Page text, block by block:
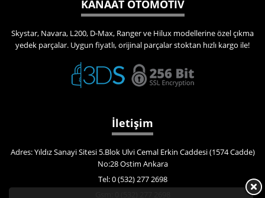
KANAAT OTOMOTİV
Skystar, Navara, L200, D-Max, Ranger ve Hilux modellerine özel çıkma
yedek parçalar. Uygun fiyatlı, orijinal parçalar stoktan hızlı kargo ile!
İletişim
Adres: Yıldız Sanayi Sitesi 5.Blok Ulvi Cemal Erkin Caddesi (1574 Cadde)
No:28 Ostim Ankara
Tel: 0 (532) 277 2698